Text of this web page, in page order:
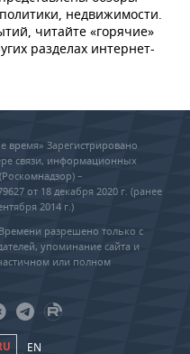
недвижимости.
читайте «горячие»
разделах интернет-
время» Зарегистрировано
связи, информационных
–
от 18 декабря 2020 г. (ранее
2014 г.)
разрешено только с
упоминание сайта и
или полном
EN